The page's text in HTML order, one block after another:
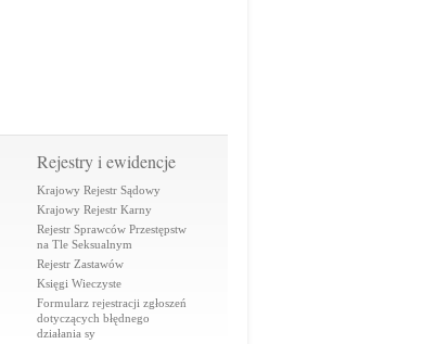
Rejestry i ewidencje
Krajowy Rejestr Sądowy
Krajowy Rejestr Karny
Rejestr Sprawców Przestępstw
na Tle Seksualnym
Rejestr Zastawów
Księgi Wieczyste
Formularz rejestracji zgłoszeń
dotyczących błędnego
działania sy